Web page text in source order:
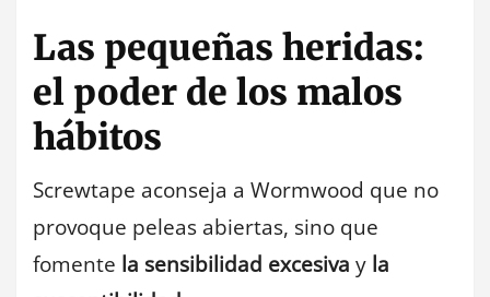
Las pequeñas heridas:
el poder de los malos
hábitos
Screwtape aconseja a Wormwood que no
provoque peleas abiertas, sino que
fomente la sensibilidad excesiva y la